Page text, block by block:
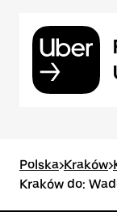
Polska>Kraków>
Kraków do: